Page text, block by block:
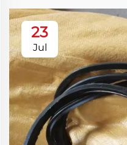
23
Jul